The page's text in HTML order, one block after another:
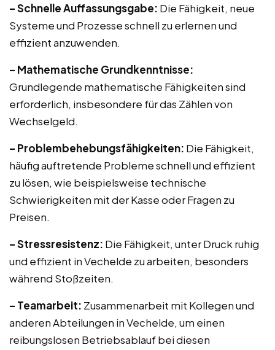
– Schnelle Auffassungsgabe: Die Fähigkeit, neue
Systeme und Prozesse schnell zu erlernen und
effizient anzuwenden.
– Mathematische Grundkenntnisse:
Grundlegende mathematische Fähigkeiten sind
erforderlich, insbesondere für das Zählen von
Wechselgeld.
– Problembehebungsfähigkeiten: Die Fähigkeit,
häufig auftretende Probleme schnell und effizient
zu lösen, wie beispielsweise technische
Schwierigkeiten mit der Kasse oder Fragen zu
Preisen.
– Stressresistenz: Die Fähigkeit, unter Druck ruhig
und effizient in Vechelde zu arbeiten, besonders
während Stoßzeiten.
– Teamarbeit: Zusammenarbeit mit Kollegen und
anderen Abteilungen in Vechelde, um einen
reibungslosen Betriebsablauf bei diesen